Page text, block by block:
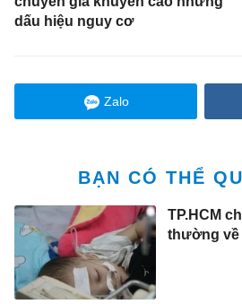
dấu hiệu nguy cơ
Zalo
BẠN CÓ THỂ
TP.HCM
thường về